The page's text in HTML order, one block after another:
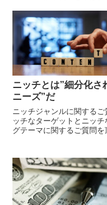
すぐに利益として現れない
して現れる）世界のことで
方でキリンやライオン...
ニッチとは”細分化さ
ニーズ”だ
ニッチジャンルに関するご
ッチなターゲットとニッチ
グテーマに関するご質問を
ルを狙うことであり、ニッ
ンルを考えるにあたり...